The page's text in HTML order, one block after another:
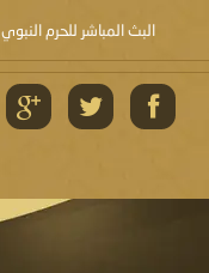
البث المباشر للحرم النبوي